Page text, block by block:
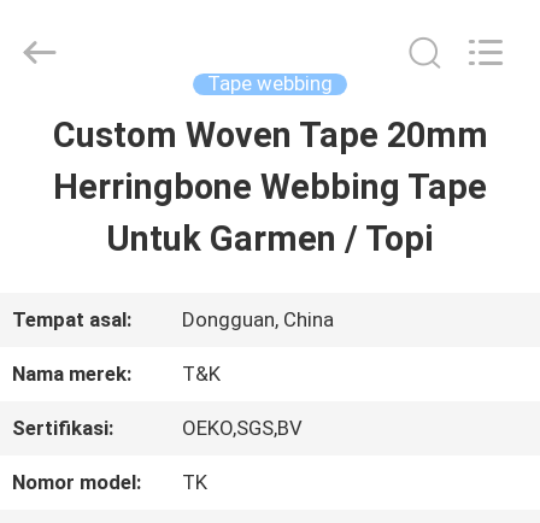
RUMAH
PRODUK
TENTANG
KITA
WISATA
PABRIK
Garment
Accessories
Tape webbing
Custom Woven Tape 20mm
Herringbone Webbing Tape
Untuk Garmen / Topi
Tempat asal: Dongguan, China
Nama merek: T&K
Sertifikasi: OEKO,SGS,BV
Nomor model: TK